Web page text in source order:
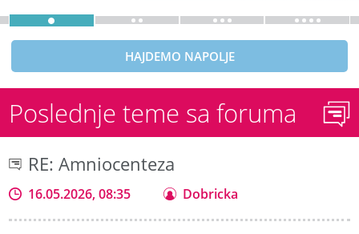
HAJDEMO NAPOLJE
Poslednje teme sa foruma
RE: Amniocenteza
16.05.2026, 08:35 Dobricka